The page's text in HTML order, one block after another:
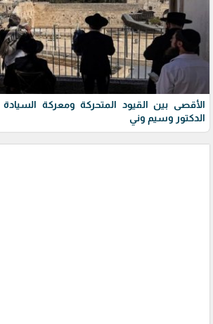
الأقصى بين القيود المتحركة ومعركة
الدكتور وسيم وني